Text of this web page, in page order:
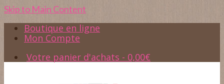
Skip to Main Content
Boutique en ligne
Mon Compte
Votre panier d'achats - 0,00€